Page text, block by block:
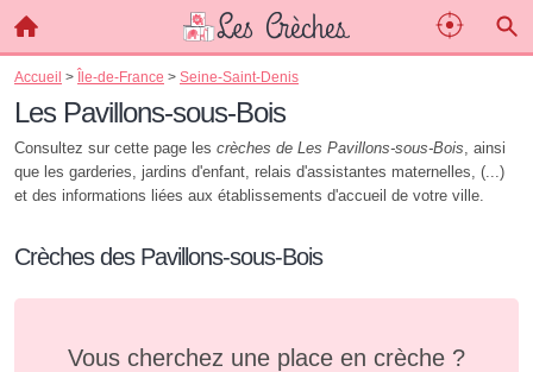
Accueil > Île-de-France > Seine-Saint-Denis
Les Pavillons-sous-Bois
Consultez sur cette page les crèches de Les Pavillons-sous-Bois, ainsi
que les garderies, jardins d'enfant, relais d'assistantes maternelles, (...)
et des informations liées aux établissements d'accueil de votre ville.
Crèches des Pavillons-sous-Bois
Vous cherchez une place en crèche ?